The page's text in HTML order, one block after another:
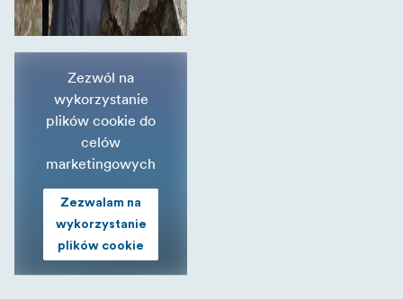
Zezwól na
wykorzystanie
plików cookie do
celów
marketingowych
Zezwalam na
wykorzystanie
plików cookie